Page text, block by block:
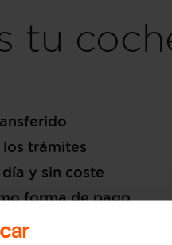
tu
trámites
y sin coste
forma de pago